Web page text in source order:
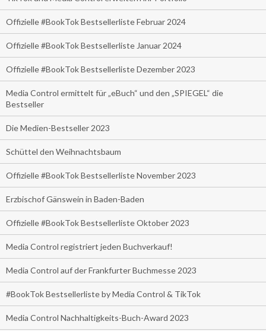
Offizielle #BookTok Bestsellerliste Februar 2024
Offizielle #BookTok Bestsellerliste Januar 2024
Offizielle #BookTok Bestsellerliste Dezember 2023
Media Control ermittelt für „eBuch“ und den „SPIEGEL“ die
Bestseller
Die Medien-Bestseller 2023
Schüttel den Weihnachtsbaum
Offizielle #BookTok Bestsellerliste November 2023
Erzbischof Gänswein in Baden-Baden
Offizielle #BookTok Bestsellerliste Oktober 2023
Media Control registriert jeden Buchverkauf!
Media Control auf der Frankfurter Buchmesse 2023
#BookTok Bestsellerliste by Media Control & TikTok
Media Control Nachhaltigkeits-Buch-Award 2023